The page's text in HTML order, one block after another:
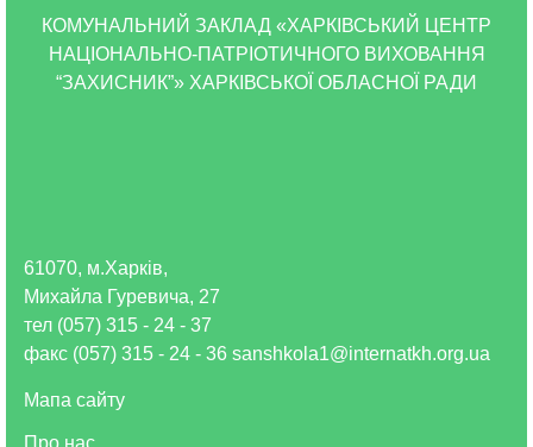
КОМУНАЛЬНИЙ ЗАКЛАД «ХАРКІВСЬКИЙ ЦЕНТР
НАЦІОНАЛЬНО-ПАТРІОТИЧНОГО ВИХОВАННЯ
“ЗАХИСНИК”» ХАРКІВСЬКОЇ ОБЛАСНОЇ РАДИ
Про нас
61070, м.Харків,
Михайла Гуревича, 27
тел (057) 315 - 24 - 37
факс (057) 315 - 24 - 36 sanshkola1@internatkh.org.ua
Мапа сайту